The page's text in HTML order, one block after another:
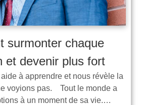
surmonter chaque
et devenir plus fort
à apprendre et nous révèle la
voyions pas. Tout le monde a
à un moment de sa vie.…